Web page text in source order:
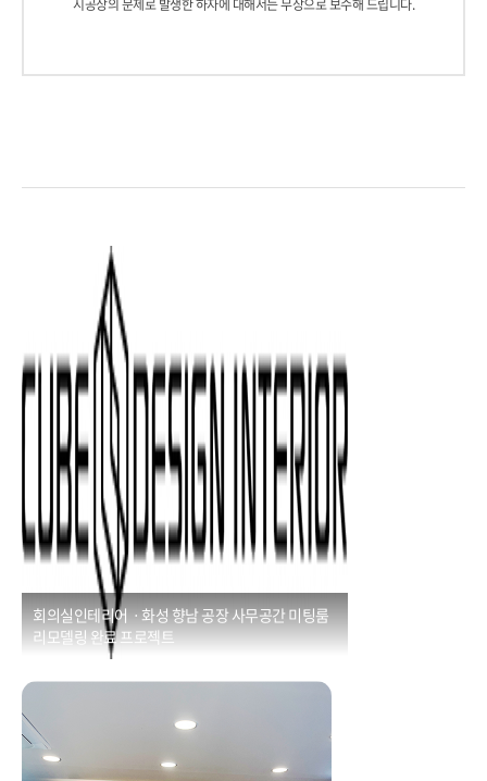
시공상의 문제로 발생한 하자에 대해서는 무상으로 보수해 드립니다.
회의실인테리어ㆍ화성 향남 공장 사무공간 미팅룸 리모
2021년 1월 1일
회의실인테리어ㆍ화성 향남 공장 사무공간 미팅룸
리모델링 완료 프로젝트
체인점인테리어ㆍ욜로마라탕 마장점 상가 인테리어
[35평]
Posted on
2021년 1월 1일by